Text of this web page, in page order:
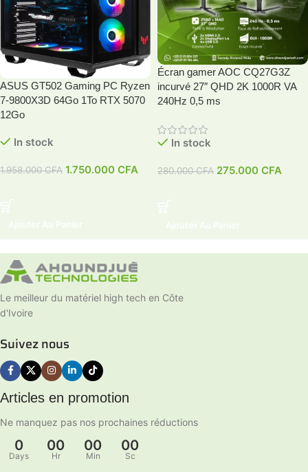
ASUS GT502 Gaming PC Ryzen
7-9800X3D 64Go 1To RTX 5070
12Go
In stock
1.958.000CFA 1.750.000 CFA
Écran gamer AOC CQ27G3Z
incurvé 27″ QHD 2K 1000R VA
240Hz 0,5 ms
In stock
280.000CFA 275.000 CFA
Le meilleur du matériel high tech en Côte
d'Ivoire
Suivez nous
Articles en promotion
Ne manquez pas nos prochaines réductions
0
Days
00
Hr
00
Min
00
Sc